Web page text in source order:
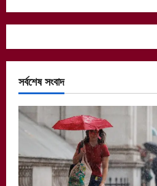
সর্বশেষ সংবাদ